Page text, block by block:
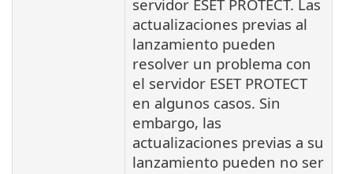
servidor ESET PROTECT. Las
actualizaciones previas al
lanzamiento pueden
resolver un problema con
el servidor ESET PROTECT
en algunos casos. Sin
embargo, las
actualizaciones previas a su
lanzamiento pueden no ser